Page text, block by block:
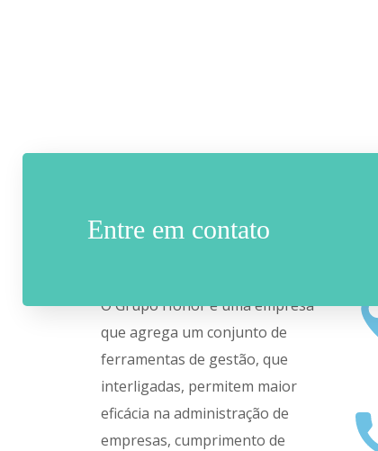
Entre em contato
O Grupo Honor é uma empresa
que agrega um conjunto de
ferramentas de gestão, que
interligadas, permitem maior
eficácia na administração de
empresas, cumprimento de